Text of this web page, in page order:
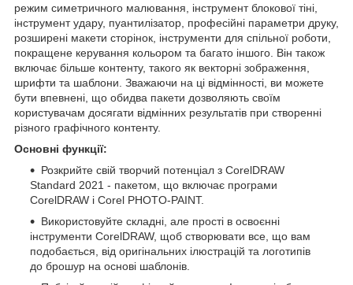
режим симетричного малювання, інструмент блокової тіні,
інструмент удару, пуантилізатор, професійні параметри друку,
розширені макети сторінок, інструменти для спільної роботи,
покращене керування кольором та багато іншого. Він також
включає більше контенту, такого як векторні зображення,
шрифти та шаблони. Зважаючи на ці відмінності, ви можете
бути впевнені, що обидва пакети дозволяють своїм
користувачам досягати відмінних результатів при створенні
різного графічного контенту.
Основні функції:
Розкрийте свій творчий потенціал з CorelDRAW
Standard 2021 - пакетом, що включає програми
CorelDRAW і Corel PHOTO-PAINT.
Використовуйте складні, але прості в освоєнні
інструменти CorelDRAW, щоб створювати все, що вам
подобається, від оригінальних ілюстрацій та логотипів
до брошур на основі шаблонів.